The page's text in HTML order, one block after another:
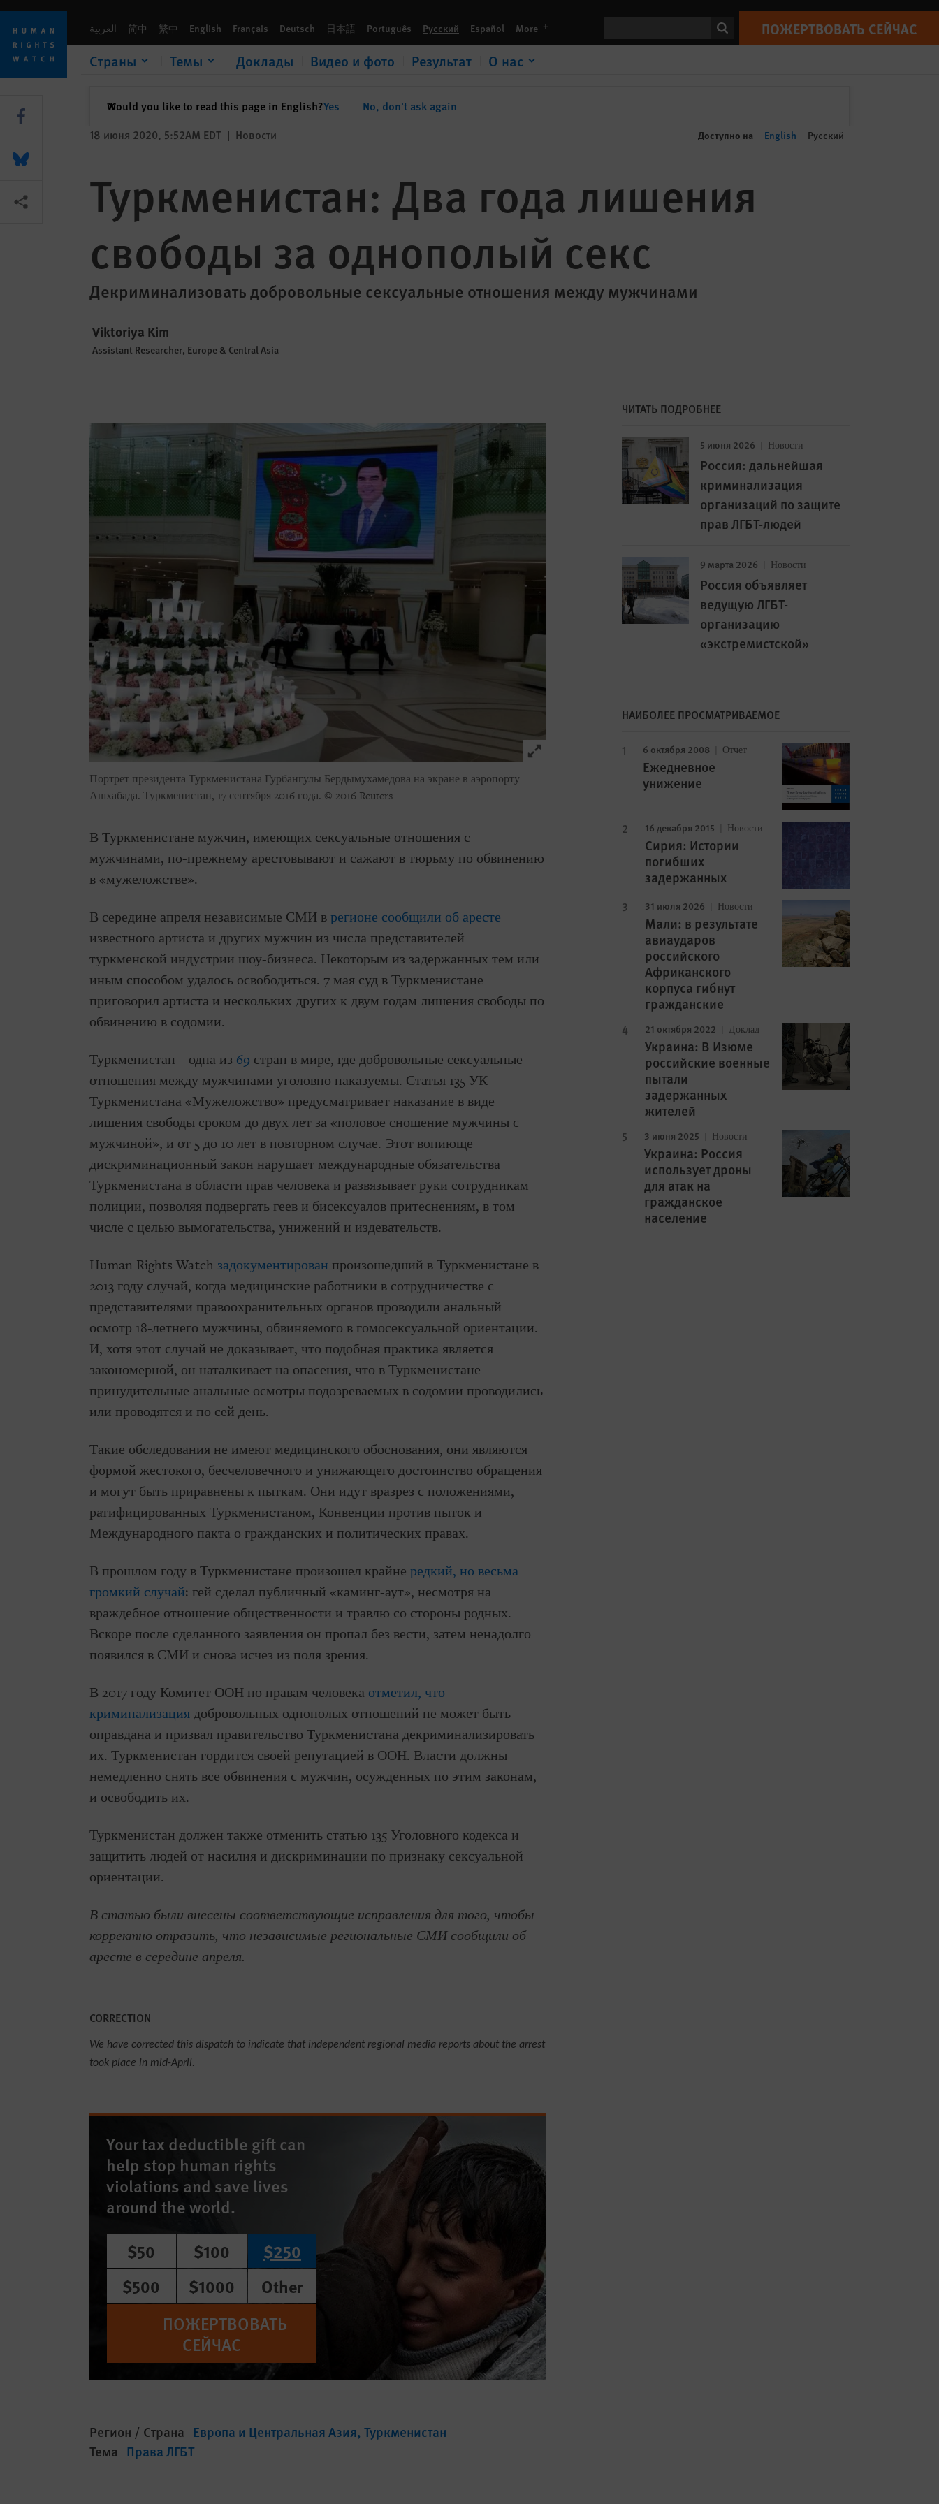
Skip
cookie
privacy
notice
Skip
main
content
العربية 简中 繁中 English Français Deutsch 日本語 Português Русский Español More languages ПОЖЕРТВОВАТЬ СЕЙЧАС
Страны Темы Доклады Видео и фото Результат О нас
Would you like to read this page in English?Yes No, don't ask again
✕закрыть
ПОЖЕРТВОВАТЬ СЕЙЧАС
18 июня 2020, 5:52AM EDT | Новости Доступно на English Русский
Туркменистан: Два года лишения
свободы за однополый секс
Декриминализовать добровольные сексуальные отношения между мужчинами
Viktoriya Kim
Assistant Researcher, Europe & Central Asia
Click to expand Image
Портрет президента Туркменистана Гурбангулы Бердымухамедова на экране в аэропорту
Ашхабада. Туркменистан, 17 сентября 2016 года. © 2016 Reuters
В Туркменистане мужчин, имеющих сексуальные отношения с
мужчинами, по-прежнему арестовывают и сажают в тюрьму по обвинению
в «мужеложстве».
В середине апреля независимые СМИ в регионе сообщили об аресте
известного артиста и других мужчин из числа представителей
туркменской индустрии шоу-бизнеса. Некоторым из задержанных тем или
иным способом удалось освободиться. 7 мая суд в Туркменистане
приговорил артиста и нескольких других к двум годам лишения свободы по
обвинению в содомии.
Туркменистан – одна из 69 стран в мире, где добровольные сексуальные
отношения между мужчинами уголовно наказуемы. Статья 135 УК
Туркменистана «Мужеложство» предусматривает наказание в виде
лишения свободы сроком до двух лет за «половое сношение мужчины с
мужчиной», и от 5 до 10 лет в повторном случае. Этот вопиюще
дискриминационный закон нарушает международные обязательства
Туркменистана в области прав человека и развязывает руки сотрудникам
полиции, позволяя подвергать геев и бисексуалов притеснениям, в том
числе с целью вымогательства, унижений и издевательств.
Human Rights Watch задокументирован произошедший в Туркменистане в
2013 году случай, когда медицинские работники в сотрудничестве с
представителями правоохранительных органов проводили анальный
осмотр 18-летнего мужчины, обвиняемого в гомосексуальной ориентации.
И, хотя этот случай не доказывает, что подобная практика является
закономерной, он наталкивает на опасения, что в Туркменистане
принудительные анальные осмотры подозреваемых в содомии проводились
или проводятся и по сей день.
Такие обследования не имеют медицинского обоснования, они являются
формой жестокого, бесчеловечного и унижающего достоинство обращения
и могут быть приравнены к пыткам. Они идут вразрез с положениями,
ратифицированных Туркменистаном, Конвенции против пыток и
Международного пакта о гражданских и политических правах.
В прошлом году в Туркменистане произошел крайне редкий, но весьма
громкий случай: гей сделал публичный «каминг-аут», несмотря на
враждебное отношение общественности и травлю со стороны родных.
Вскоре после сделанного заявления он пропал без вести, затем ненадолго
появился в СМИ и снова исчез из поля зрения.
В 2017 году Комитет ООН по правам человека отметил, что
криминализация добровольных однополых отношений не может быть
оправдана и призвал правительство Туркменистана декриминализировать
их. Туркменистан гордится своей репутацией в ООН. Власти должны
немедленно снять все обвинения с мужчин, осужденных по этим законам,
и освободить их.
Туркменистан должен также отменить статью 135 Уголовного кодекса и
защитить людей от насилия и дискриминации по признаку сексуальной
ориентации.
В статью были внесены соответствующие исправления для того, чтобы
корректно отразить, что независимые региональные СМИ сообщили об
аресте в середине апреля.
CORRECTION
We have corrected this dispatch to indicate that independent regional media reports about the arrest
took place in mid-April.
Your tax deductible gift can
help stop human rights
violations and save lives
around the world.
$50
$100
$250
$500
$1000
Other
ПОЖЕРТВОВАТЬ
СЕЙЧАС
Регион / Страна Европа и Центральная Азия Туркменистан
Тема Права ЛГБТ
ЧИТАТЬ ПОДРОБНЕЕ
5 июня 2026 Новости
Россия: дальнейшая
криминализация
организаций по защите
прав ЛГБТ-людей
9 марта 2026 Новости
Россия объявляет
ведущую ЛГБТ-
организацию
«экстремистской»
НАИБОЛЕЕ ПРОСМАТРИВАЕМОЕ
6 октября 2008 Отчет
Ежедневное
унижение
16 декабря 2015 Новости
Сирия: Истории
погибших
задержанных
31 июля 2026 Новости
Мали: в результате
авиаударов
российского
Африканского
корпуса гибнут
гражданские
21 октября 2022 Доклад
Украина: В Изюме
российские военные
пытали
задержанных
жителей
3 июня 2025 Новости
Украина: Россия
использует дроны
для атак на
гражданское
население
Share this via Facebook
Share this via Bluesky
Share this via Поделиться